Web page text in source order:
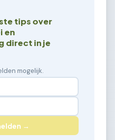
tips over
en
direct in je
mogelijk.
→